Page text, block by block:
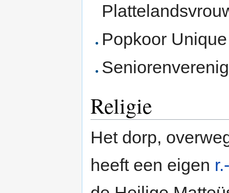
Popkoor Unique
Religie
Het dorp,
heeft een eigen